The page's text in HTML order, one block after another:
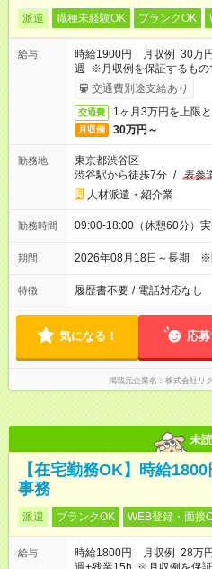
派遣 職種未経験OK ブランクOK
給与
時給1900円 月収例 30万
週 ※月収例を保証するもの
ービス利用可（利用条件有）
交通費別途支給あり
交通費 1ヶ月3万円を上限
月収例 30万円～
勤務地
東京都渋谷区
渋谷駅から徒歩7分 / 表参
人材派遣・紹介業
勤務時間 09:00-18:00（休憩60分）実
期間 2026年08月18日～長期 ※
特徴 履歴書不要 / 電話対応なし
気になる！ 応
掲載元企業名 株式会社リ
未読
【在宅勤務OK】時給
事務
派遣 ブランクOK WEB登録・面接
給与
時給1800円 月収例 28万